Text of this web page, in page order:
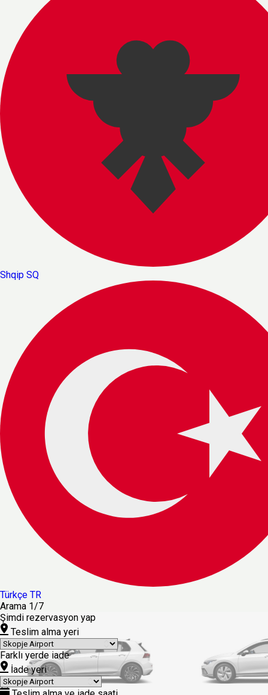
Shqip SQ
Türkçe TR
Arama 1/7
Şimdi rezervasyon yap
Teslim alma yeri
Farklı yerde iade
İade yeri